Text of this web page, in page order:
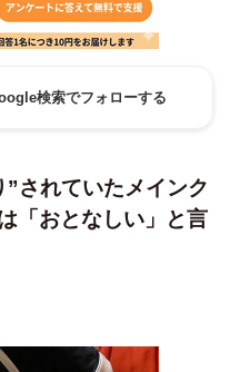
検索でフォローする
されていたメインク
「おとなしい」と言